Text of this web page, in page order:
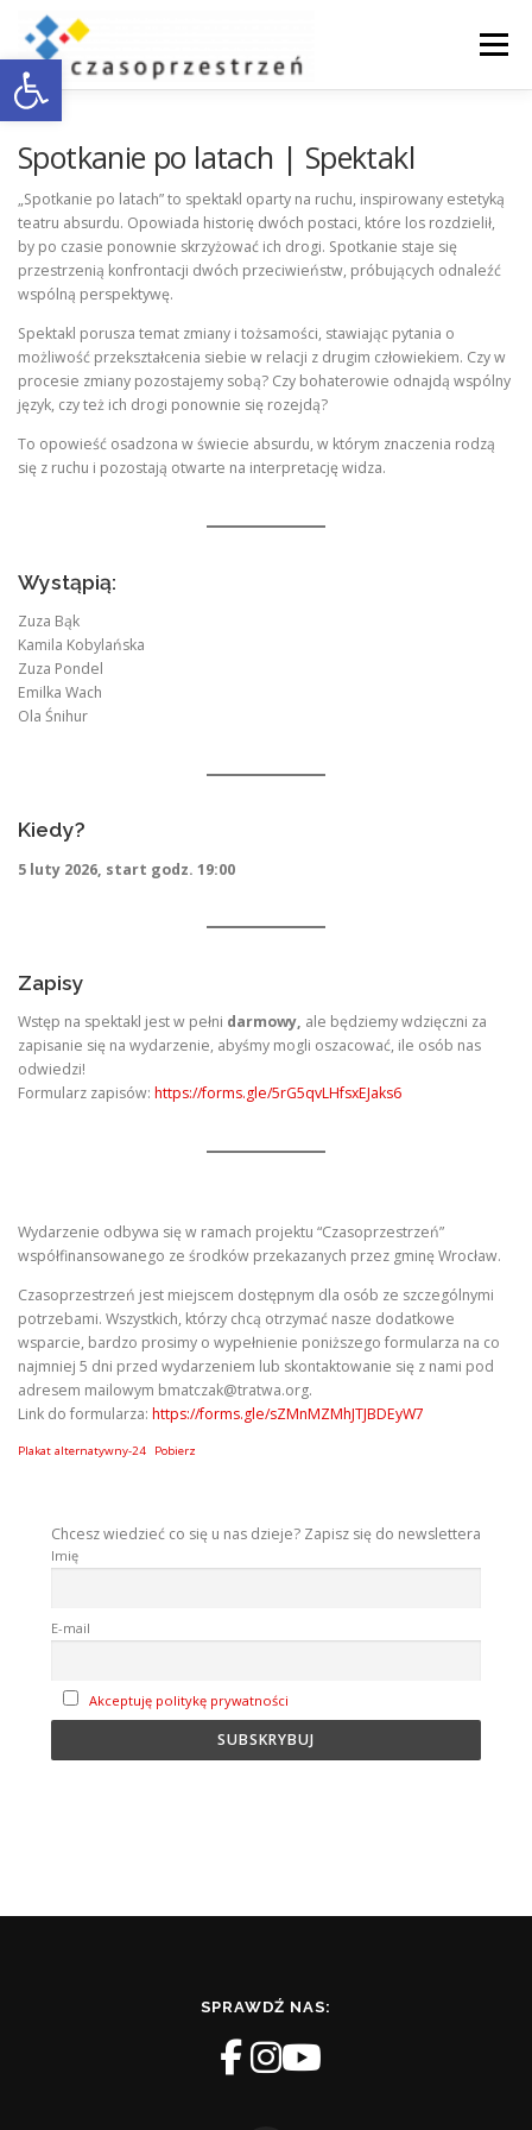
Otwórz pasek narzędzi
Przejdź
treści
Menu
DOSTĘPNOŚĆ AKTUALNOŚCI ENGLISH
Spotkanie po latach | Spektakl
„Spotkanie po latach” to spektakl oparty na ruchu, inspirowany estetyką
teatru absurdu. Opowiada historię dwóch postaci, które los rozdzielił,
by po czasie ponownie skrzyżować ich drogi. Spotkanie staje się
przestrzenią konfrontacji dwóch przeciwieństw, próbujących odnaleźć
wspólną perspektywę.
Spektakl porusza temat zmiany i tożsamości, stawiając pytania o
możliwość przekształcenia siebie w relacji z drugim człowiekiem. Czy w
procesie zmiany pozostajemy sobą? Czy bohaterowie odnajdą wspólny
język, czy też ich drogi ponownie się rozejdą?
To opowieść osadzona w świecie absurdu, w którym znaczenia rodzą
się z ruchu i pozostają otwarte na interpretację widza.
Wystąpią:
Zuza Bąk
Kamila Kobylańska
Zuza Pondel
Emilka Wach
Ola Śnihur
Kiedy?
5 luty 2026, start godz. 19:00
Zapisy
Wstęp na spektakl jest w pełni darmowy, ale będziemy wdzięczni za
zapisanie się na wydarzenie, abyśmy mogli oszacować, ile osób nas
odwiedzi!
Formularz zapisów: https://forms.gle/5rG5qvLHfsxEJaks6
Wydarzenie odbywa się w ramach projektu “Czasoprzestrzeń”
współfinansowanego ze środków przekazanych przez gminę Wrocław.
Czasoprzestrzeń jest miejscem dostępnym dla osób ze szczególnymi
potrzebami. Wszystkich, którzy chcą otrzymać nasze dodatkowe
wsparcie, bardzo prosimy o wypełnienie poniższego formularza na co
najmniej 5 dni przed wydarzeniem lub skontaktowanie się z nami pod
adresem mailowym bmatczak@tratwa.org.
Link do formularza: https://forms.gle/sZMnMZMhJTJBDEyW7
Plakat alternatywny-24 Pobierz
Chcesz wiedzieć co się u nas dzieje? Zapisz się do newslettera
Imię
E-mail
Akceptuję politykę prywatności
SPRAWDŹ NAS: